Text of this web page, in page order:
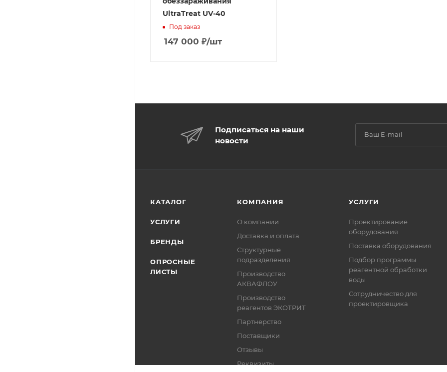
UltraTreat UV-40
Под заказ
147 000 ₽/шт
Подписаться на наши
новости
КАТАЛОГ
УСЛУГИ
БРЕНДЫ
ОПРОСНЫЕ
ЛИСТЫ
КОМПАНИЯ
О компании
Доставка и оплата
Структурные
подразделения
Производство
АКВАФЛОУ
Производство
реагентов ЭКОТРИТ
Партнерство
Поставщики
Отзывы
Реквизиты
УСЛУГИ
Проектирование
оборудования
Поставка оборудования
Подбор программы
реагентной обработки
воды
Сотрудничество для
проектировщика